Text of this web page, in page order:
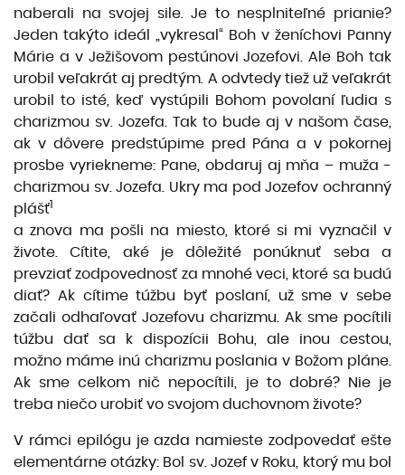
naberali na svojej sile. Je to nesplniteľné prianie?
Jeden takýto ideál „vykresal“ Boh v ženíchovi Panny
Márie a v Ježišovom pestúnovi Jozefovi. Ale Boh tak
urobil veľakrát aj predtým. A odvtedy tiež už veľakrát
urobil to isté, keď vystúpili Bohom povolaní ľudia s
charizmou sv. Jozefa. Tak to bude aj v našom čase,
ak v dôvere predstúpime pred Pána a v pokornej
prosbe vyriekneme: Pane, obdaruj aj mňa – muža -
charizmou sv. Jozefa. Ukry ma pod Jozefov ochranný
plášť1
a znova ma pošli na miesto, ktoré si mi vyznačil v
živote. Cítite, aké je dôležité ponúknuť seba a
prevziať zodpovednosť za mnohé veci, ktoré sa budú
diať? Ak cítime túžbu byť poslaní, už sme v sebe
začali odhaľovať Jozefovu charizmu. Ak sme pocítili
túžbu dať sa k dispozícii Bohu, ale inou cestou,
možno máme inú charizmu poslania v Božom pláne.
Ak sme celkom nič nepocítili, je to dobré? Nie je
treba niečo urobiť vo svojom duchovnom živote?
V rámci epilógu je azda namieste zodpovedať ešte
elementárne otázky: Bol sv. Jozef v Roku, ktorý mu bol